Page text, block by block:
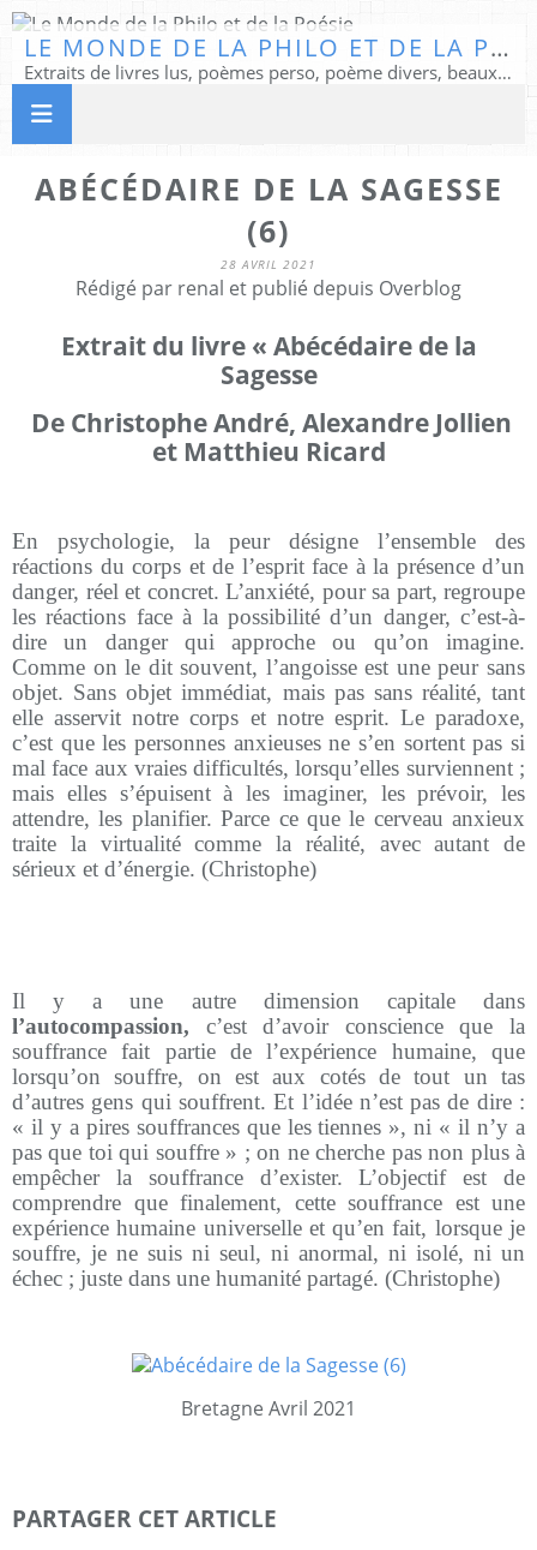
LE MONDE DE LA PHILO ET DE LA POÉSIE
Extraits de livres lus, poèmes perso, poème divers, beaux textes...
ABÉCÉDAIRE DE LA SAGESSE
(6)
28 AVRIL 2021
Rédigé par renal et publié depuis Overblog
Extrait du livre « Abécédaire de la
Sagesse
De Christophe André, Alexandre Jollien
et Matthieu Ricard
En psychologie, la peur désigne l’ensemble des
réactions du corps et de l’esprit face à la présence d’un
danger, réel et concret. L’anxiété, pour sa part, regroupe
les réactions face à la possibilité d’un danger, c’est-à-
dire un danger qui approche ou qu’on imagine.
Comme on le dit souvent, l’angoisse est une peur sans
objet. Sans objet immédiat, mais pas sans réalité, tant
elle asservit notre corps et notre esprit. Le paradoxe,
c’est que les personnes anxieuses ne s’en sortent pas si
mal face aux vraies difficultés, lorsqu’elles surviennent ;
mais elles s’épuisent à les imaginer, les prévoir, les
attendre, les planifier. Parce ce que le cerveau anxieux
traite la virtualité comme la réalité, avec autant de
sérieux et d’énergie. (Christophe)
Il y a une autre dimension capitale dans
l’autocompassion, c’est d’avoir conscience que la
souffrance fait partie de l’expérience humaine, que
lorsqu’on souffre, on est aux cotés de tout un tas
d’autres gens qui souffrent. Et l’idée n’est pas de dire :
« il y a pires souffrances que les tiennes », ni « il n’y a
pas que toi qui souffre » ; on ne cherche pas non plus à
empêcher la souffrance d’exister. L’objectif est de
comprendre que finalement, cette souffrance est une
expérience humaine universelle et qu’en fait, lorsque je
souffre, je ne suis ni seul, ni anormal, ni isolé, ni un
échec ; juste dans une humanité partagé. (Christophe)
Bretagne Avril 2021
PARTAGER CET ARTICLE